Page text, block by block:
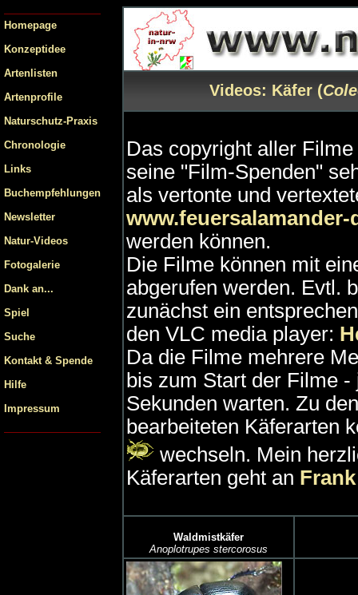
Homepage
Konzeptidee
Artenlisten
Artenprofile
Naturschutz-Praxis
Chronologie
Links
Buchempfehlungen
Newsletter
Natur-Videos
Fotogalerie
Dank an...
Spiel
Suche
Kontakt & Spende
Hilfe
Impressum
Videos: Käfer (
Das copyright aller
seine "Film-Spenden"
als vertonte und
www.feuersalamander-
werden können.
Die Filme können mit
abgerufen werden. Evtl.
zunächst ein
den VLC media player:
Da die Filme mehrere
bis zum Start der Filme
Sekunden warten. Zu
bearbeiteten Käferarten
wechseln. Mein
Käferarten geht an
Waldmistkäfer
Anoplotrupes stercorosus